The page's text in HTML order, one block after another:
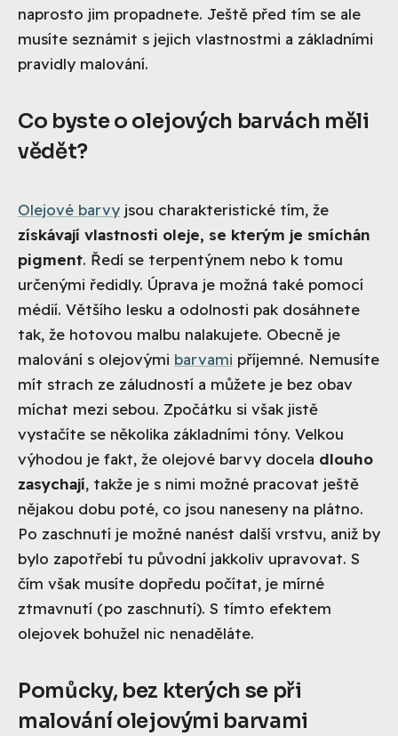
naprosto jim propadnete. Ještě před tím se ale
musíte seznámit s jejich vlastnostmi a základními
pravidly malování.
Co byste o olejových barvách měli
vědět?
Olejové barvy jsou charakteristické tím, že
získávají vlastnosti oleje, se kterým je smíchán
pigment. Ředí se terpentýnem nebo k tomu
určenými ředidly. Úprava je možná také pomocí
médií. Většího lesku a odolnosti pak dosáhnete
tak, že hotovou malbu nalakujete. Obecně je
malování s olejovými barvami příjemné. Nemusíte
mít strach ze záludností a můžete je bez obav
míchat mezi sebou. Zpočátku si však jistě
vystačíte se několika základními tóny. Velkou
výhodou je fakt, že olejové barvy docela dlouho
zasychají, takže je s nimi možné pracovat ještě
nějakou dobu poté, co jsou naneseny na plátno.
Po zaschnutí je možné nanést další vrstvu, aniž by
bylo zapotřebí tu původní jakkoliv upravovat. S
čím však musíte dopředu počítat, je mírné
ztmavnutí (po zaschnutí). S tímto efektem
olejovek bohužel nic nenaděláte.
Pomůcky, bez kterých se při
malování olejovými barvami